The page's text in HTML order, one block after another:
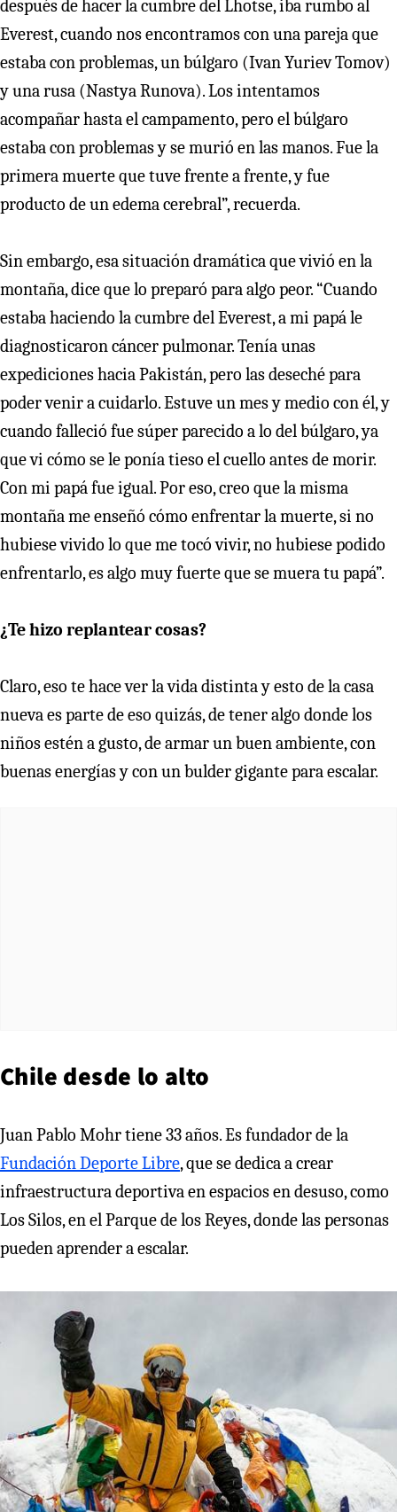
después de hacer la cumbre del Lhotse, iba rumbo al
Everest, cuando nos encontramos con una pareja que
estaba con problemas, un búlgaro (Ivan Yuriev Tomov)
y una rusa (Nastya Runova). Los intentamos
acompañar hasta el campamento, pero el búlgaro
estaba con problemas y se murió en las manos. Fue la
primera muerte que tuve frente a frente, y fue
producto de un edema cerebral”, recuerda.
Sin embargo, esa situación dramática que vivió en la
montaña, dice que lo preparó para algo peor. “Cuando
estaba haciendo la cumbre del Everest, a mi papá le
diagnosticaron cáncer pulmonar. Tenía unas
expediciones hacia Pakistán, pero las deseché para
poder venir a cuidarlo. Estuve un mes y medio con él, y
cuando falleció fue súper parecido a lo del búlgaro, ya
que vi cómo se le ponía tieso el cuello antes de morir.
Con mi papá fue igual. Por eso, creo que la misma
montaña me enseñó cómo enfrentar la muerte, si no
hubiese vivido lo que me tocó vivir, no hubiese podido
enfrentarlo, es algo muy fuerte que se muera tu papá”.
¿Te hizo replantear cosas?
Claro, eso te hace ver la vida distinta y esto de la casa
nueva es parte de eso quizás, de tener algo donde los
niños estén a gusto, de armar un buen ambiente, con
buenas energías y con un bulder gigante para escalar.
Chile desde lo alto
Juan Pablo Mohr tiene 33 años. Es fundador de la
Fundación Deporte Libre, que se dedica a crear
infraestructura deportiva en espacios en desuso, como
Los Silos, en el Parque de los Reyes, donde las personas
pueden aprender a escalar.